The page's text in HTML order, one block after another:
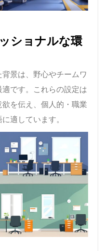
ショナルな環
景は、野心やチームワ
です。これらの設定は
を伝え、個人的・職業
適しています。